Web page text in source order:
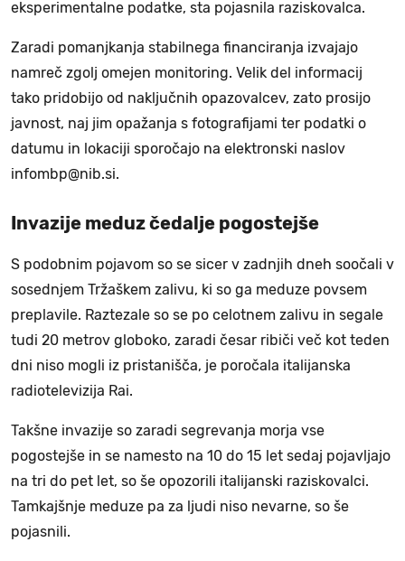
eksperimentalne podatke, sta pojasnila raziskovalca.
Zaradi pomanjkanja stabilnega financiranja izvajajo
namreč zgolj omejen monitoring. Velik del informacij
tako pridobijo od naključnih opazovalcev, zato prosijo
javnost, naj jim opažanja s fotografijami ter podatki o
datumu in lokaciji sporočajo na elektronski naslov
infombp@nib.si.
Invazije meduz čedalje pogostejše
S podobnim pojavom so se sicer v zadnjih dneh soočali v
sosednjem Tržaškem zalivu, ki so ga meduze povsem
preplavile. Raztezale so se po celotnem zalivu in segale
tudi 20 metrov globoko, zaradi česar ribiči več kot teden
dni niso mogli iz pristanišča, je poročala italijanska
radiotelevizija Rai.
Takšne invazije so zaradi segrevanja morja vse
pogostejše in se namesto na 10 do 15 let sedaj pojavljajo
na tri do pet let, so še opozorili italijanski raziskovalci.
Tamkajšnje meduze pa za ljudi niso nevarne, so še
pojasnili.